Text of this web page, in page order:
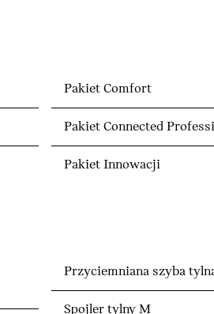
Pakiet Comfort
Pakiet Connected
Pakiet Innowacji
Przyciemniana szyba
Spojler tylny M